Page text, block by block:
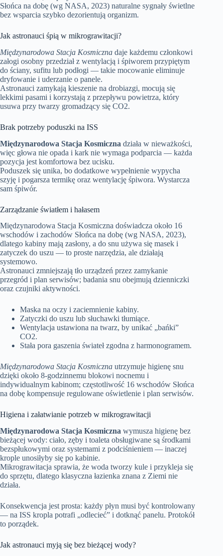
Słońca na dobę (wg NASA, 2023) naturalne sygnały świetlne
bez wsparcia szybko dezorientują organizm.
Jak astronauci śpią w mikrograwitacji?
Międzynarodowa Stacja Kosmiczna daje każdemu członkowi
załogi osobny przedział z wentylacją i śpiworem przypiętym
do ściany, sufitu lub podłogi — takie mocowanie eliminuje
dryfowanie i uderzanie o panele.
Astronauci zamykają kieszenie na drobiazgi, mocują się
lekkimi pasami i korzystają z przepływu powietrza, który
usuwa przy twarzy gromadzący się CO2.
Brak potrzeby poduszki na ISS
Międzynarodowa Stacja Kosmiczna działa w nieważkości,
więc głowa nie opada i kark nie wymaga podparcia — każda
pozycja jest komfortowa bez ucisku.
Poduszek się unika, bo dodatkowe wypełnienie wypycha
szyję i pogarsza termikę oraz wentylację śpiwora. Wystarcza
sam śpiwór.
Zarządzanie światłem i hałasem
Międzynarodowa Stacja Kosmiczna doświadcza około 16
wschodów i zachodów Słońca na dobę (wg NASA, 2023),
dlatego kabiny mają zasłony, a do snu używa się masek i
zatyczek do uszu — to proste narzędzia, ale działają
systemowo.
Astronauci zmniejszają tło urządzeń przez zamykanie
przegród i plan serwisów; badania snu obejmują dzienniczki
oraz czujniki aktywności.
Maska na oczy i zaciemnienie kabiny.
Zatyczki do uszu lub słuchawki tłumiące.
Wentylacja ustawiona na twarz, by unikać „bańki”
CO2.
Stała pora gaszenia świateł zgodna z harmonogramem.
Międzynarodowa Stacja Kosmiczna utrzymuje higienę snu
dzięki około 8‑godzinnemu blokowi nocnemu i
indywidualnym kabinom; częstotliwość 16 wschodów Słońca
na dobę kompensuje regulowane oświetlenie i plan serwisów.
Higiena i załatwianie potrzeb w mikrograwitacji
Międzynarodowa Stacja Kosmiczna wymusza higienę bez
bieżącej wody: ciało, zęby i toaleta obsługiwane są środkami
bezspłukowymi oraz systemami z podciśnieniem — inaczej
krople unosiłyby się po kabinie.
Mikrograwitacja sprawia, że woda tworzy kule i przykleja się
do sprzętu, dlatego klasyczna łazienka znana z Ziemi nie
działa.
Konsekwencja jest prosta: każdy płyn musi być kontrolowany
— na ISS kropla potrafi „odlecieć” i dotknąć panelu. Protokół
to porządek.
Jak astronauci myją się bez bieżącej wody?